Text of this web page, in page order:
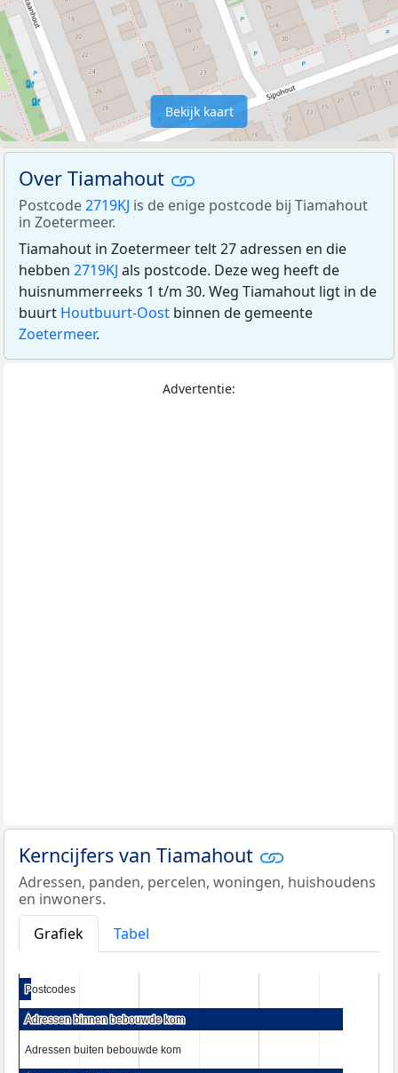
Bekijk kaart
Over Tiamahout
Postcode2719KJ is de enige postcode bij Tiamahout
in Zoetermeer.
Tiamahout in Zoetermeer telt 27 adressen en die
hebben 2719KJ als postcode. Deze weg heeft de
huisnummerreeks 1 t/m 30. Weg Tiamahout ligt in de
buurt Houtbuurt-Oost binnen de gemeente
Zoetermeer.
Advertentie:
Kerncijfers van Tiamahout
Adressen, panden, percelen, woningen, huishoudens
en inwoners.
Grafiek
Tabel
Postcodes
Postcodes
Adressen binnen bebouwde kom
Adressen binnen bebouwde kom
Adressen buiten bebouwde kom
Adressen buiten bebouwde kom